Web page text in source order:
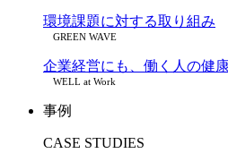
環境課題に対する取り組み
GREEN WAVE
企業経営にも、働く人の健
WELL at Work
事例
CASE STUDIES